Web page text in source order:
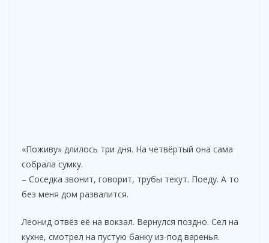
«Поживу» длилось три дня. На четвёртый она сама
собрала сумку.
– Соседка звонит, говорит, трубы текут. Поеду. А то
без меня дом развалится.
Леонид отвёз её на вокзал. Вернулся поздно. Сел на
кухне, смотрел на пустую банку из-под варенья.